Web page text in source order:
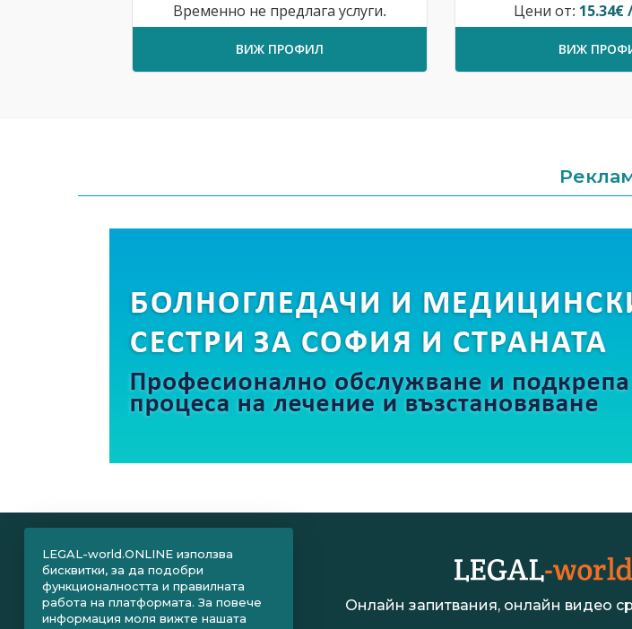
Временно не предлага услуги.
ВИЖ ПРОФИЛ
Цени от: 15.34€
ВИЖ
Онлайн запитвания, онлайн видео
LEGAL-world.ONLINE използва
бисквитки, за да подобри
функционалността и правилната
работа на платформата. За повече
информация моля вижте нашата